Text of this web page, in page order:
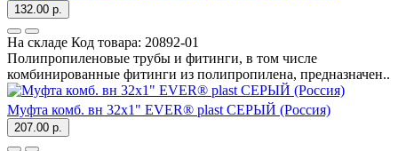
132.00 р.
На складе Код товара: 20892-01
Полипропиленовые трубы и фитинги, в том числе
комбинированные фитинги из полипропилена, предназначен..
Муфта комб. вн 32х1" EVER® plast СЕРЫЙ (Россия)
207.00 р.